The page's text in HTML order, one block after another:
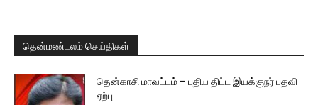
தென்மண்டலம் செய்திகள்
தென்காசி மாவட்டம் – புதிய திட்ட இயக்குநர் பதவி
ஏற்பு